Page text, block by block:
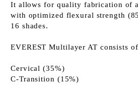
It allows for quality fabrication of
with optimized flexural strength
16 shades.
EVEREST Multilayer AT consists
Cervical (35%)
C-Transition (15%)